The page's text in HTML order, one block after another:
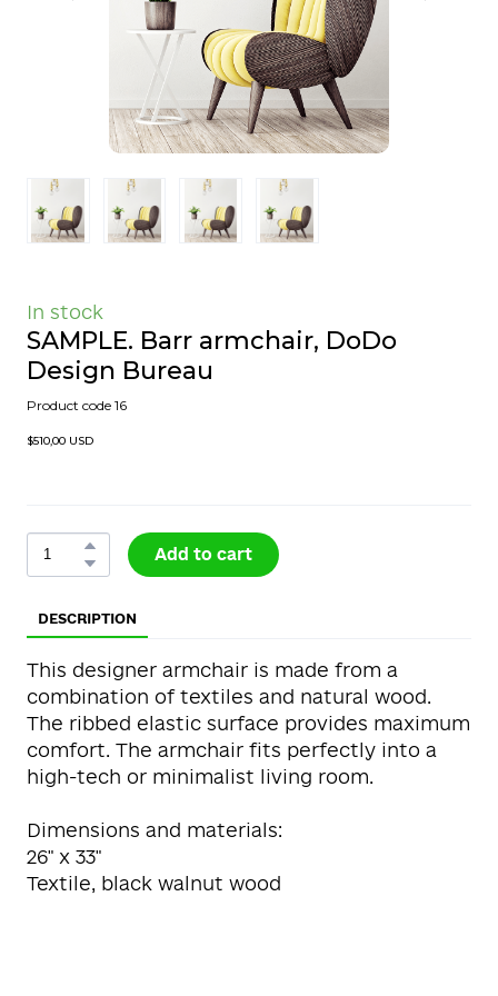
In stock
SAMPLE. Barr armchair, DoDo
Design Bureau
Product code 16
$510,00 USD
Add to cart
DESCRIPTION
This designer armchair is made from a
combination of textiles and natural wood.
The ribbed elastic surface provides maximum
comfort. The armchair fits perfectly into a
high-tech or minimalist living room.
Dimensions and materials:
26" x 33"
Textile, black walnut wood